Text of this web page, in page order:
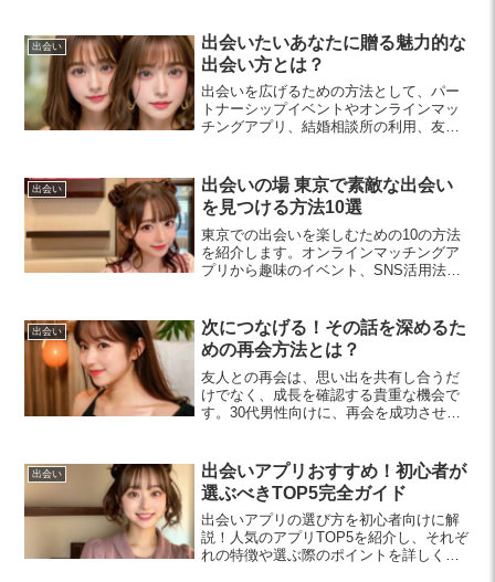
出会い
出会いたいあなたに贈る魅力的な
出会い方とは？
出会いを広げるための方法として、パー
トナーシップイベントやオンラインマッ
チングアプリ、結婚相談所の利用、友人
ょう。
出会い
出会いの場 東京で素敵な出会い
を見つける方法10選
東京での出会いを楽しむための10の方法
を紹介します。オンラインマッチングア
プリから趣味のイベント、SNS活用法ま
出会い
次につなげる！その話を深めるた
めの再会方法とは？
友人との再会は、思い出を共有し合うだ
けでなく、成長を確認する貴重な機会で
す。30代男性向けに、再会を成功させる
出会い
出会いアプリおすすめ！初心者が
選ぶべきTOP5完全ガイド
出会いアプリの選び方を初心者向けに解
説！人気のアプリTOP5を紹介し、それぞ
れの特徴や選ぶ際のポイントを詳しく説